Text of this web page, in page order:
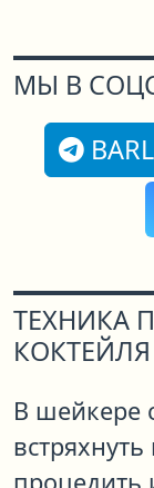
МЫ В
ТЕХНИКА
КОКТЕЙЛЯ
В шейкере